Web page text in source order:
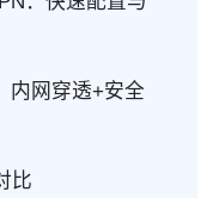
内网穿透+安全
比